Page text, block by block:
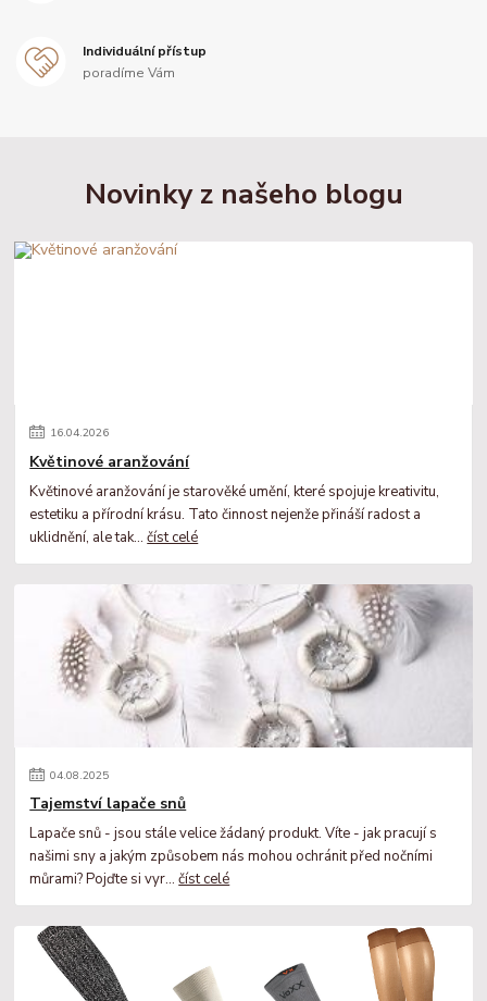
Individuální přístup
poradíme Vám
Novinky z našeho blogu
16.04.2026
Květinové aranžování
Květinové aranžování je starověké umění, které spojuje kreativitu,
estetiku a přírodní krásu. Tato činnost nejenže přináší radost a
uklidnění, ale tak...číst celé
04.08.2025
Tajemství lapače snů
Lapače snů - jsou stále velice žádaný produkt. Víte - jak pracují s
našimi sny a jakým způsobem nás mohou ochránit před nočními
můrami? Pojďte si vyr...číst celé